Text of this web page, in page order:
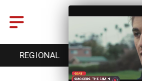
REGIONAL ENTRETENCIÓN